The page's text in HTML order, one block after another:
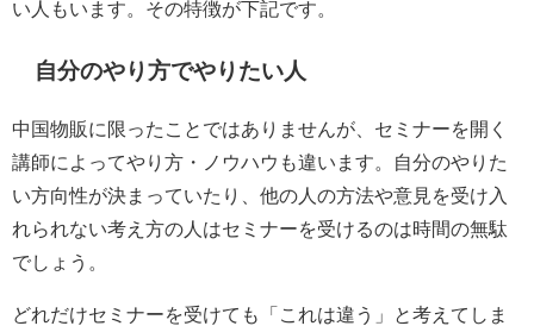
い人もいます。その特徴が下記です。
自分のやり方でやりたい人
中国物販に限ったことではありませんが、セミナーを開く
講師によってやり方・ノウハウも違います。自分のやりた
い方向性が決まっていたり、他の人の方法や意見を受け入
れられない考え方の人はセミナーを受けるのは時間の無駄
でしょう。
どれだけセミナーを受けても「これは違う」と考えてしま